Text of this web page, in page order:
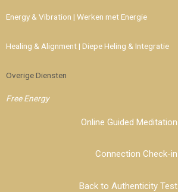
Energy & Vibration | Werken met Energie
Healing & Alignment | Diepe Heling & Integratie
Overige Diensten
Free Energy
Online Guided Meditation
Connection Check-in
Back to Authenticity Test